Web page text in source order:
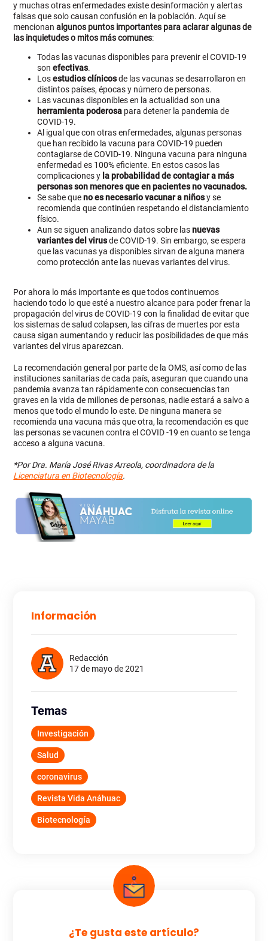
y muchas otras enfermedades existe desinformación y alertas
falsas que solo causan confusión en la población. Aquí se
mencionanalgunos puntos importantes para aclarar algunas de
las inquietudes o mitos más comunes:
Todas las vacunas disponibles para prevenir el COVID-19
sonefectivas.
Losestudios clínicosde las vacunas se desarrollaron en
distintos países, épocas y número de personas.
Las vacunas disponibles en la actualidad son una
herramienta poderosa para detener la pandemia de
COVID-19.
Al igual que con otras enfermedades, algunas personas
que han recibido la vacuna para COVID-19 pueden
contagiarse de COVID-19. Ninguna vacuna para ninguna
enfermedad es 100% eficiente. En estos casos las
complicaciones y la probabilidad de contagiar a más
personas son menores que en pacientes no vacunados.
Se sabe queno es necesario vacunar a niñosy se
recomienda que continúen respetando el distanciamiento
físico.
Aun se siguen analizando datos sobre lasnuevas
variantes del virusde COVID-19. Sin embargo, se espera
que las vacunas ya disponibles sirvan de alguna manera
como protección ante las nuevas variantes del virus.
Por ahora lo más importante es que todos continuemos
haciendo todo lo que esté a nuestro alcance para poder frenar la
propagación del virus de COVID-19 con la finalidad de evitar que
los sistemas de salud colapsen, las cifras de muertes por esta
causa sigan aumentando y reducir las posibilidades de que más
variantes del virus aparezcan.
La recomendación general por parte de la OMS, así como de las
instituciones sanitarias de cada país, aseguran que cuando una
pandemia avanza tan rápidamente con consecuencias tan
graves en la vida de millones de personas, nadie estará a salvo a
menos que todo el mundo lo este. De ninguna manera se
recomienda una vacuna más que otra, la recomendación es que
las personas se vacunen contra el COVID -19 en cuanto se tenga
acceso a alguna vacuna.
*Por Dra. María José Rivas Arreola, coordinadora de la
Licenciatura en Biotecnología.
Información
Redacción
17 de mayo de 2021
Temas
Investigación
Salud
coronavirus
Revista Vida Anáhuac
Biotecnología
¿Te gusta este artículo?